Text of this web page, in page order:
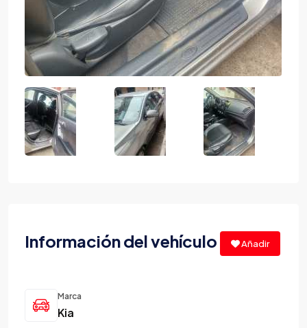
Información del vehículo Añadir
Marca
Kia